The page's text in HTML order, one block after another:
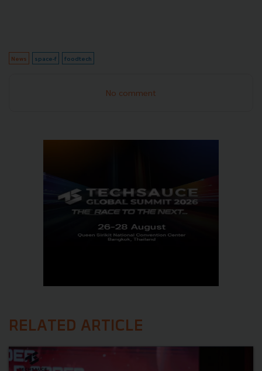
News space-f foodtech
No comment
RELATED ARTICLE